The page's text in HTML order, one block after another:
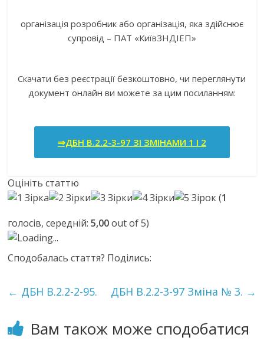
організація розробник або організація, яка здійснює
супровід – ПАТ «КиївЗНДІЕП»
Скачати без реєстрації безкоштовно, чи переглянути
документ онлайн ви можете за цим посиланням:
⇒ДБН В.2.2-3-97 ЗІ ЗМІНАМИ 1 І 2
Оцініть статтю
(1
голосів, середній:5,00out of 5)
Loading...
Сподобалась стаття? Поділись:
← ДБН В.2.2-2-95. ДБН В.2.2-3-97 Зміна № 3. →
Вам також може сподобатися